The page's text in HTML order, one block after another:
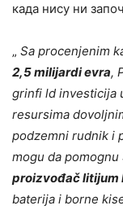
када нису ни
„ Sa procenjenim
2,5 milijardi evra,
grinfi ld investicija
resursima
podzemni rudnik i
mogu da pomognu
proizvođač litijum
baterija i borne